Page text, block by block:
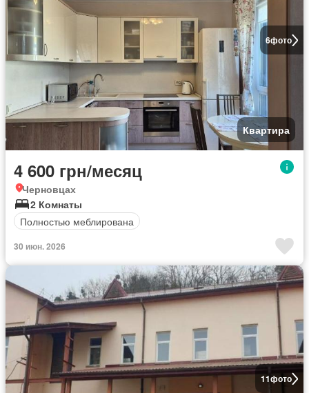
6фото
Квартира
4 600 грн/месяц
Черновцах
2 Комнаты
Полностью меблирована
30 июн. 2026
11фото